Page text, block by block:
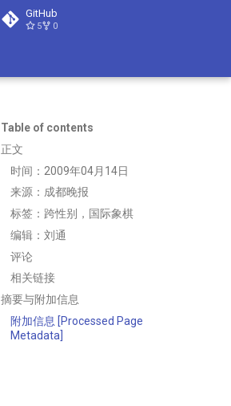
GitHub
5 0
Table of contents
正文
时间：2009年04月14日
来源：成都晚报
标签：跨性别，国际象棋
编辑：刘通
评论
相关链接
摘要与附加信息
附加信息 [Processed Page
Metadata]